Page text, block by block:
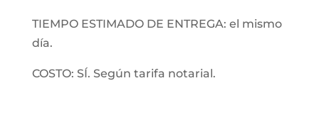
TIEMPO ESTIMADO DE ENTREGA: el mismo
día.
COSTO: SÍ. Según tarifa notarial.